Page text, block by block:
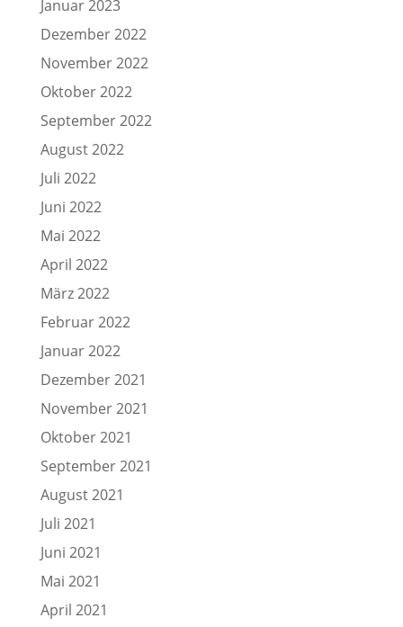
Januar 2023
Dezember 2022
November 2022
Oktober 2022
September 2022
August 2022
Juli 2022
Juni 2022
Mai 2022
April 2022
März 2022
Februar 2022
Januar 2022
Dezember 2021
November 2021
Oktober 2021
September 2021
August 2021
Juli 2021
Juni 2021
Mai 2021
April 2021